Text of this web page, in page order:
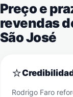
Preço e
revendas
São José
⭐
Rodrigo Faro